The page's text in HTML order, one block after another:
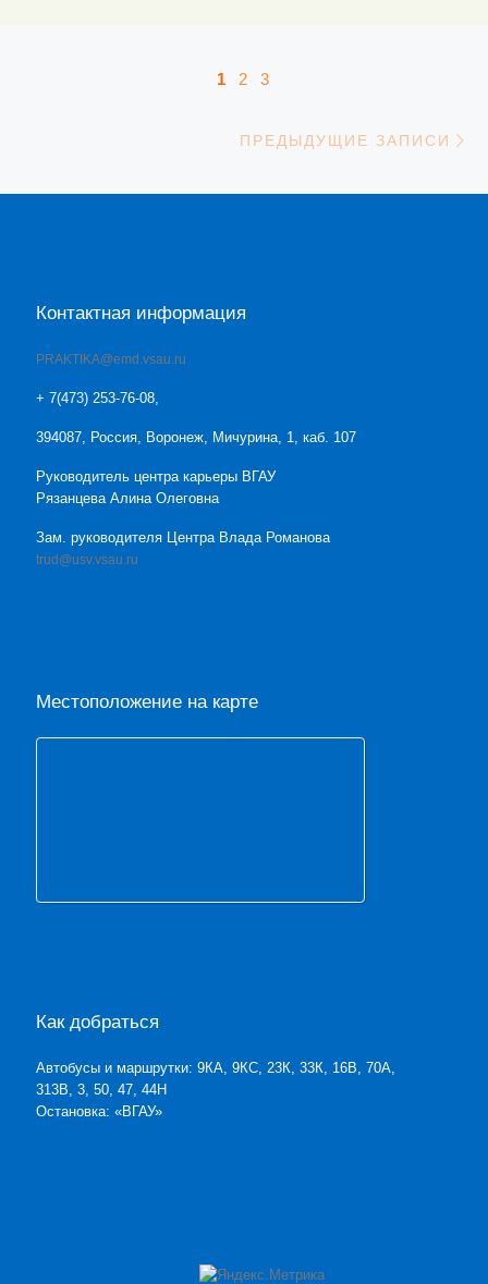
Навигация по записям
1 2 3
ПРЕДЫДУЩИЕ ЗАПИСИ
Контактная информация
PRAKTIKA@emd.vsau.ru
+ 7(473) 253-76-08,
394087, Россия, Воронеж, Мичурина, 1, каб. 107
Руководитель центра карьеры ВГАУ
Рязанцева Алина Олеговна
Зам. руководителя Центра Влада Романова
trud@usv.vsau.ru
Местоположение на карте
Как добраться
Автобусы и маршрутки: 9КА, 9КС, 23К, 33К, 16В, 70А,
313В, 3, 50, 47, 44Н
Остановка: «ВГАУ»